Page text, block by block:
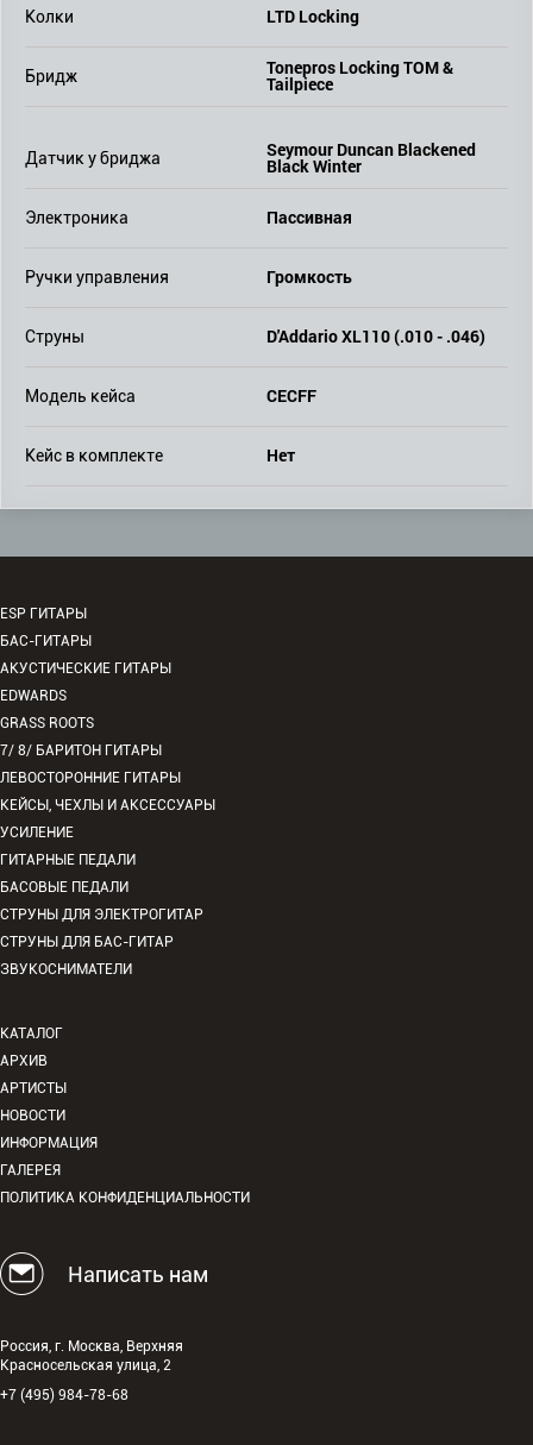
Колки LTD Locking
Бридж Tonepros Locking TOM &
Tailpiece
Датчик у бриджа Seymour Duncan Blackened
Black Winter
Электроника Пассивная
Ручки управления Громкость
Струны D'Addario XL110 (.010 - .046)
Модель кейса CECFF
Кейс в комплекте Нет
ESP ГИТАРЫ
БАС-ГИТАРЫ
АКУСТИЧЕСКИЕ ГИТАРЫ
EDWARDS
GRASS ROOTS
7/ 8/ БАРИТОН ГИТАРЫ
ЛЕВОСТОРОННИЕ ГИТАРЫ
КЕЙСЫ, ЧЕХЛЫ И АКСЕССУАРЫ
УСИЛЕНИЕ
ГИТАРНЫЕ ПЕДАЛИ
БАСОВЫЕ ПЕДАЛИ
СТРУНЫ ДЛЯ ЭЛЕКТРОГИТАР
СТРУНЫ ДЛЯ БАС-ГИТАР
ЗВУКОСНИМАТЕЛИ
КАТАЛОГ
АРХИВ
АРТИСТЫ
НОВОСТИ
ИНФОРМАЦИЯ
ГАЛЕРЕЯ
ПОЛИТИКА КОНФИДЕНЦИАЛЬНОСТИ
Написать нам
Россия, г. Москва, Верхняя
Красносельская улица, 2
+7 (495) 984-78-68